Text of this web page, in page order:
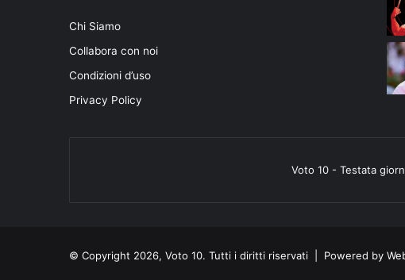
Chi Siamo
Collabora con noi
Condizioni d’uso
Privacy Policy
Voto 10 - Testata
© Copyright 2026, Voto 10. Tutti i diritti riservati | Powered by